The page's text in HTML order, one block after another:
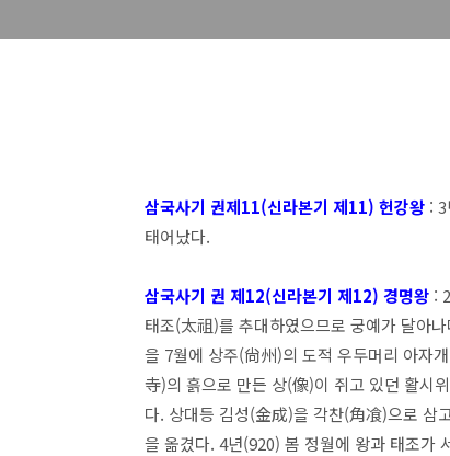
삼국사기 권제11(신라본기 제11) 헌강왕 :
태어났다.
삼국사기 권 제12(신라본기 제12) 경명왕 :
태조(太祖)를 추대하였으므로 궁예가 달아
을 7월에 상주(尙州)의 도적 우두머리 아자
寺)의 흙으로 만든 상(像)이 쥐고 있던 활시
다. 상대등 김성(金成)을 각찬(角飡)으로 삼
을 옮겼다. 4년(920) 봄 정월에 왕과 태조가